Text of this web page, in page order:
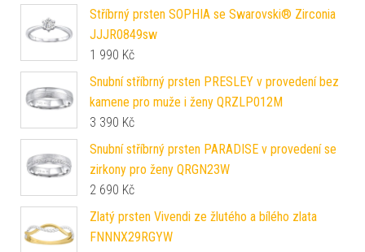
Stříbrný prsten SOPHIA se Swarovski® Zirconia
JJJR0849sw
1 990 Kč
Snubní stříbrný prsten PRESLEY v provedení bez
kamene pro muže i ženy QRZLP012M
3 390 Kč
Snubní stříbrný prsten PARADISE v provedení se
zirkony pro ženy QRGN23W
2 690 Kč
Zlatý prsten Vivendi ze žlutého a bílého zlata
FNNNX29RGYW